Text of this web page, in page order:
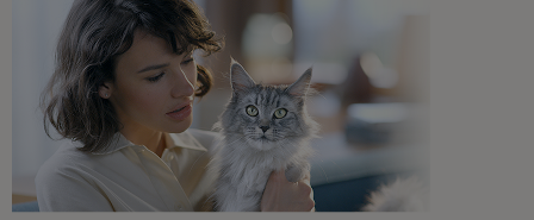
para resolver todas tus dudas.​
Promociones, concursos, descuentos y ofertas de
todas nuestras marcas.​
¡No te lo pierdas, únete a Purina y empieza